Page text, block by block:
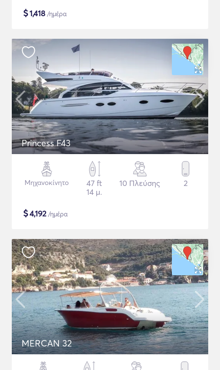
$1,418 /ημέρα
Princess F43
Μηχανοκίνητο
47 ft
14 μ.
10 Πλεύσης 2
$4,192/ημέρα
MERCAN 32